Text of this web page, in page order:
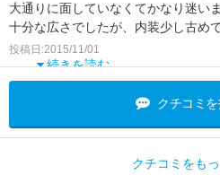
大通りに面していなくてかなり迷い
十分な広さでしたが、内装少し古め
しい雰囲気でし
続きを読む
投稿日:2015/11/01
クチコミ
クチコミをも